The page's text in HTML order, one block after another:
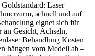
Laser
schnell und auf
eignet sich für
an Gesicht, Achseln,
Behandlung Kosten
hängen vom Modell ab –